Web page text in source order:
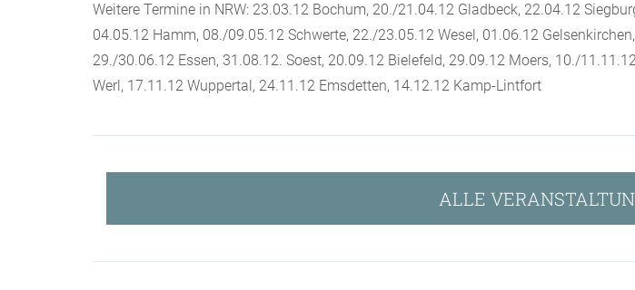
Weitere Termine in NRW: 23.03.12 Bochum, 20./21.04.12 Gladbeck, 22.04.12
04.05.12 Hamm, 08./09.05.12 Schwerte, 22./23.05.12 Wesel, 01.06.12
29./30.06.12 Essen, 31.08.12. Soest, 20.09.12 Bielefeld, 29.09.12 Moers, 10./
Werl, 17.11.12 Wuppertal, 24.11.12 Emsdetten, 14.12.12 Kamp-Lintfort
ALLE